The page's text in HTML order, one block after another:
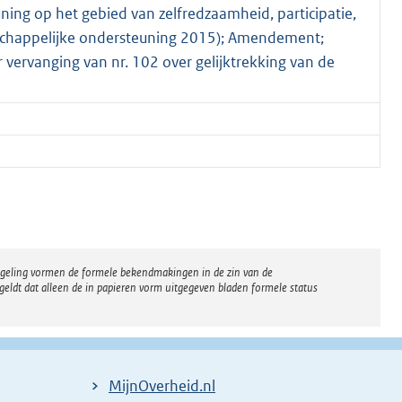
op het gebied van zelfredzaamheid, participatie,
ondersteuning 2015); Amendement;
van nr. 102 over gelijktrekking van de
vormen de formele bekendmakingen in de zin van de
dat alleen de in papieren vorm uitgegeven bladen formele status
MijnOverheid.nl